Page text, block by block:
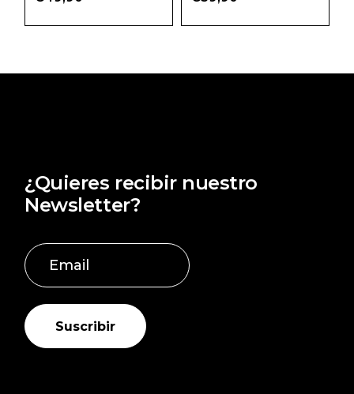
¿Quieres recibir nuestro
Newsletter?
Suscribir